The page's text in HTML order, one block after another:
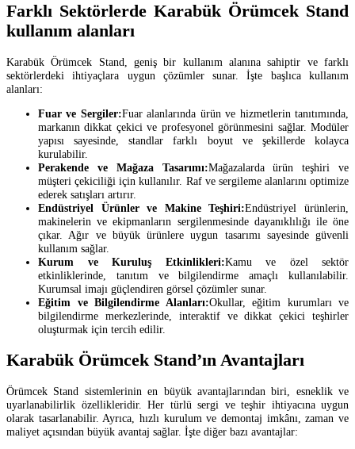
Farklı Sektörlerde Karabük Örümcek Stand
kullanım alanları
Karabük Örümcek Stand, geniş bir kullanım alanına sahiptir ve farklı
sektörlerdeki ihtiyaçlara uygun çözümler sunar. İşte başlıca kullanım
alanları:
Fuar ve Sergiler:Fuar alanlarında ürün ve hizmetlerin tanıtımında,
markanın dikkat çekici ve profesyonel görünmesini sağlar. Modüler
yapısı sayesinde, standlar farklı boyut ve şekillerde kolayca
kurulabilir.
Perakende ve Mağaza Tasarımı:Mağazalarda ürün teşhiri ve
müşteri çekiciliği için kullanılır. Raf ve sergileme alanlarını optimize
ederek satışları artırır.
Endüstriyel Ürünler ve Makine Teşhiri:Endüstriyel ürünlerin,
makinelerin ve ekipmanların sergilenmesinde dayanıklılığı ile öne
çıkar. Ağır ve büyük ürünlere uygun tasarımı sayesinde güvenli
kullanım sağlar.
Kurum ve Kuruluş Etkinlikleri:Kamu ve özel sektör
etkinliklerinde, tanıtım ve bilgilendirme amaçlı kullanılabilir.
Kurumsal imajı güçlendiren görsel çözümler sunar.
Eğitim ve Bilgilendirme Alanları:Okullar, eğitim kurumları ve
bilgilendirme merkezlerinde, interaktif ve dikkat çekici teşhirler
oluşturmak için tercih edilir.
Karabük Örümcek Stand’ın Avantajları
Örümcek Stand sistemlerinin en büyük avantajlarından biri, esneklik ve
uyarlanabilirlik özellikleridir. Her türlü sergi ve teşhir ihtiyacına uygun
olarak tasarlanabilir. Ayrıca, hızlı kurulum ve demontaj imkânı, zaman ve
maliyet açısından büyük avantaj sağlar. İşte diğer bazı avantajlar: